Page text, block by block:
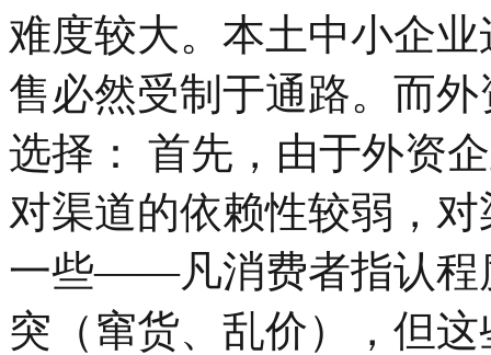
难度较大。本土中小企
售必然受制于通路。而
选择： 首先，由于外资
对渠道的依赖性较弱，
一些——凡消费者指认程
突（窜货、乱价），但